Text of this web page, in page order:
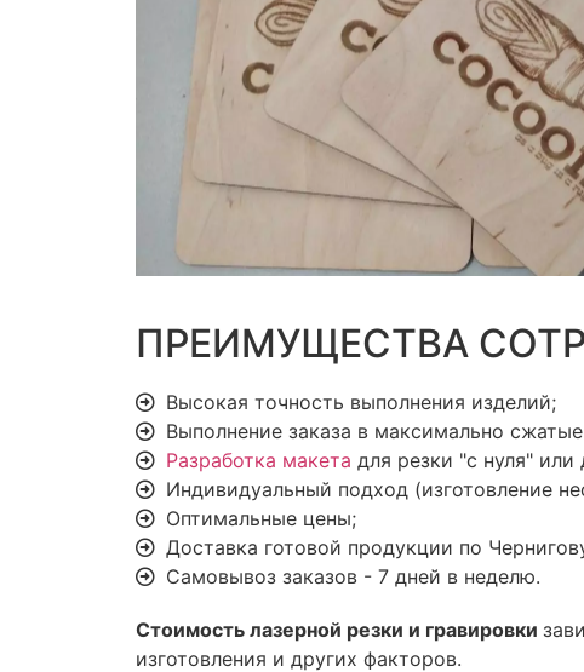
ПРЕИМУЩЕСТВА
Высокая точность выполнения изделий;
Выполнение заказа в максимально
Разработка макета для резки "с нуля"
Индивидуальный подход (изготовление
Оптимальные цены;
Доставка готовой продукции по
Самовывоз заказов - 7 дней в неделю.
Стоимость лазерной резки и гравировки
изготовления и других факторов.